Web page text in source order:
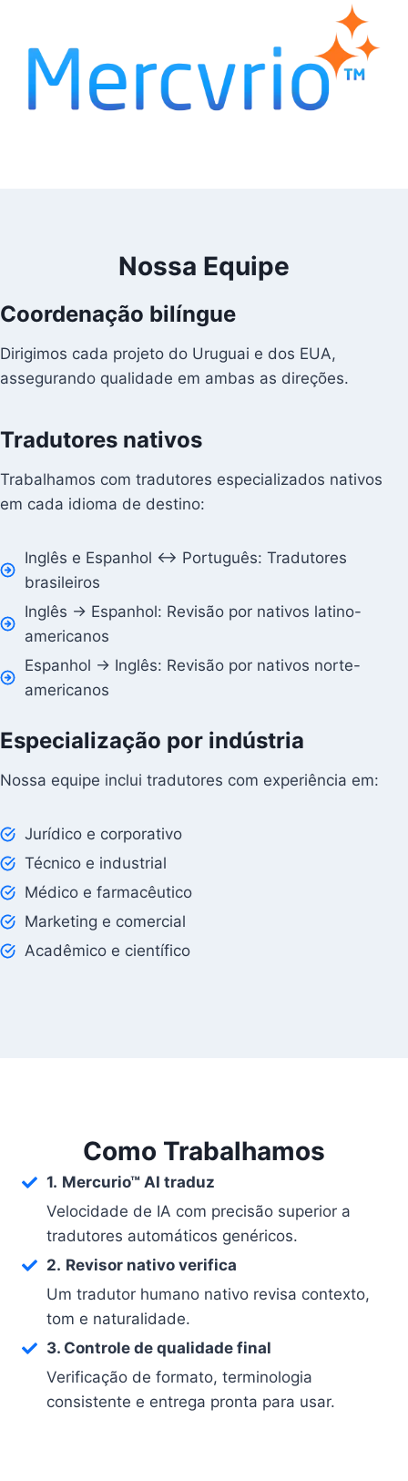
Nossa Equipe
Coordenação bilíngue
Dirigimos cada projeto do Uruguai e dos EUA,
assegurando qualidade em ambas as direções.
Tradutores nativos
Trabalhamos com tradutores especializados nativos
em cada idioma de destino:
Inglês e Espanhol ↔ Português: Tradutores
brasileiros
Inglês → Espanhol: Revisão por nativos latino-
americanos
Espanhol → Inglês: Revisão por nativos norte-
americanos
Especialização por indústria
Nossa equipe inclui tradutores com experiência em:
Jurídico e corporativo
Técnico e industrial
Médico e farmacêutico
Marketing e comercial
Acadêmico e científico
Como Trabalhamos
1. Mercurio™ AI traduz
Velocidade de IA com precisão superior a
tradutores automáticos genéricos.
2. Revisor nativo verifica
Um tradutor humano nativo revisa contexto,
tom e naturalidade.
3. Controle de qualidade final
Verificação de formato, terminologia
consistente e entrega pronta para usar.